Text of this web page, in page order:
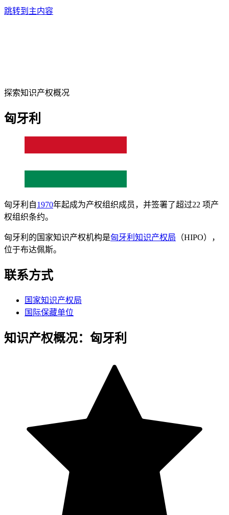
跳转到主内容
探索知识产权概况
匈牙利
匈牙利自1970年起成为产权组织成员，并签署了超过22 项产
权组织条约。
匈牙利的国家知识产权机构是匈牙利知识产权局 （HIPO），
位于布达佩斯。
联系方式
国家知识产权局
国际保藏单位
知识产权概况：匈牙利